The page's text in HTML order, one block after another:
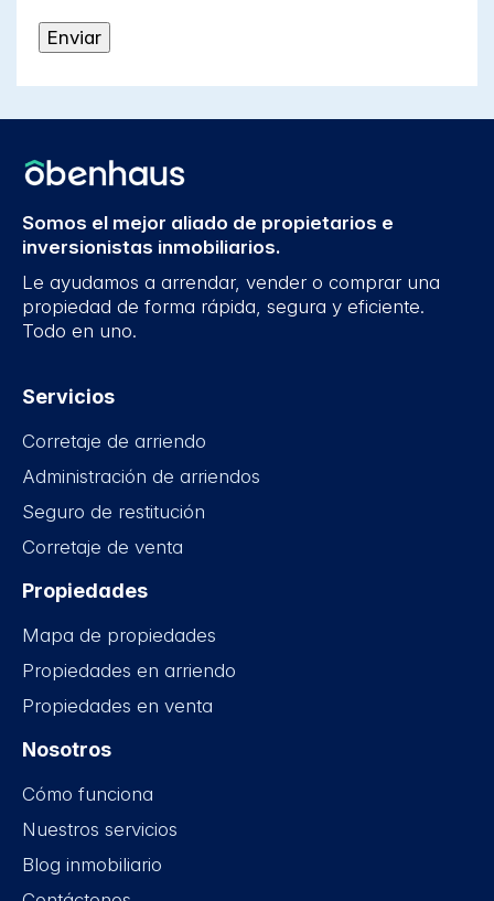
Somos el mejor aliado de propietarios e
inversionistas inmobiliarios.
Le ayudamos a arrendar, vender o comprar una
propiedad de forma rápida, segura y eficiente.
Todo en uno.
Servicios
Corretaje de arriendo
Administración de arriendos
Seguro de restitución
Corretaje de venta
Propiedades
Mapa de propiedades
Propiedades en arriendo
Propiedades en venta
Nosotros
Cómo funciona
Nuestros servicios
Blog inmobiliario